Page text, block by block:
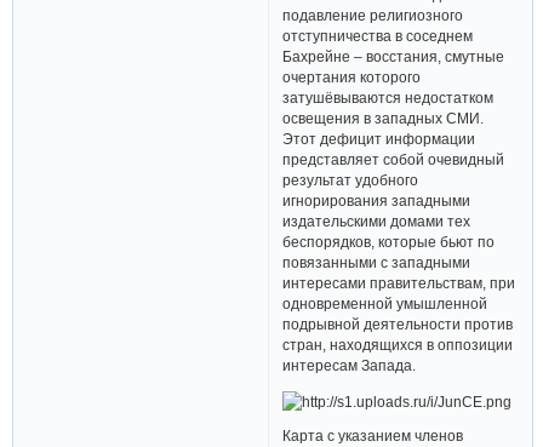
подавление религиозного
отступничества в соседнем
Бахрейне – восстания, смутные
очертания которого
затушёвываются недостатком
освещения в западных СМИ.
Этот дефицит информации
представляет собой очевидный
результат удобного
игнорирования западными
издательскими домами тех
беспорядков, которые бьют по
повязанными с западными
интересами правительствам, при
одновременной умышленной
подрывной деятельности против
стран, находящихся в оппозиции
интересам Запада.
Карта с указанием членов